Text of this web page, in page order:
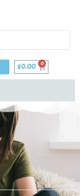
$0.00